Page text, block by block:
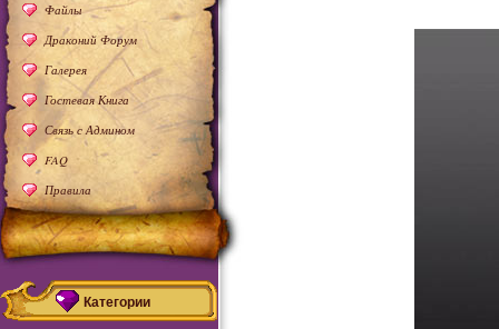
Файлы
Драконий Форум
Галерея
Гостевая Книга
Связь с Админом
FAQ
Правила
Категории